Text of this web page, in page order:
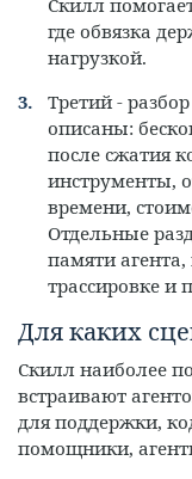
где обвязка
нагрузкой.
Третий -
описаны:
после сжатия
инструменты,
времени,
Отдельные
памяти
трассировке и
Для каких
Скилл наиболее
встраивают
для поддержки,
помощники,